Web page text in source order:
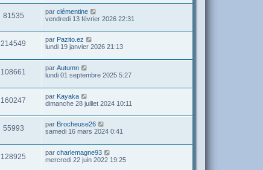
81535 par clémentine
vendredi 13 février 2026 22:31
214549 par Pazito.ez
lundi 19 janvier 2026 21:13
108661 par Autumn
lundi 01 septembre 2025 5:27
160247 par Kayaka
dimanche 28 juillet 2024 10:11
55993 par Brocheuse26
samedi 16 mars 2024 0:41
128925 par charlemagne93
mercredi 22 juin 2022 19:25